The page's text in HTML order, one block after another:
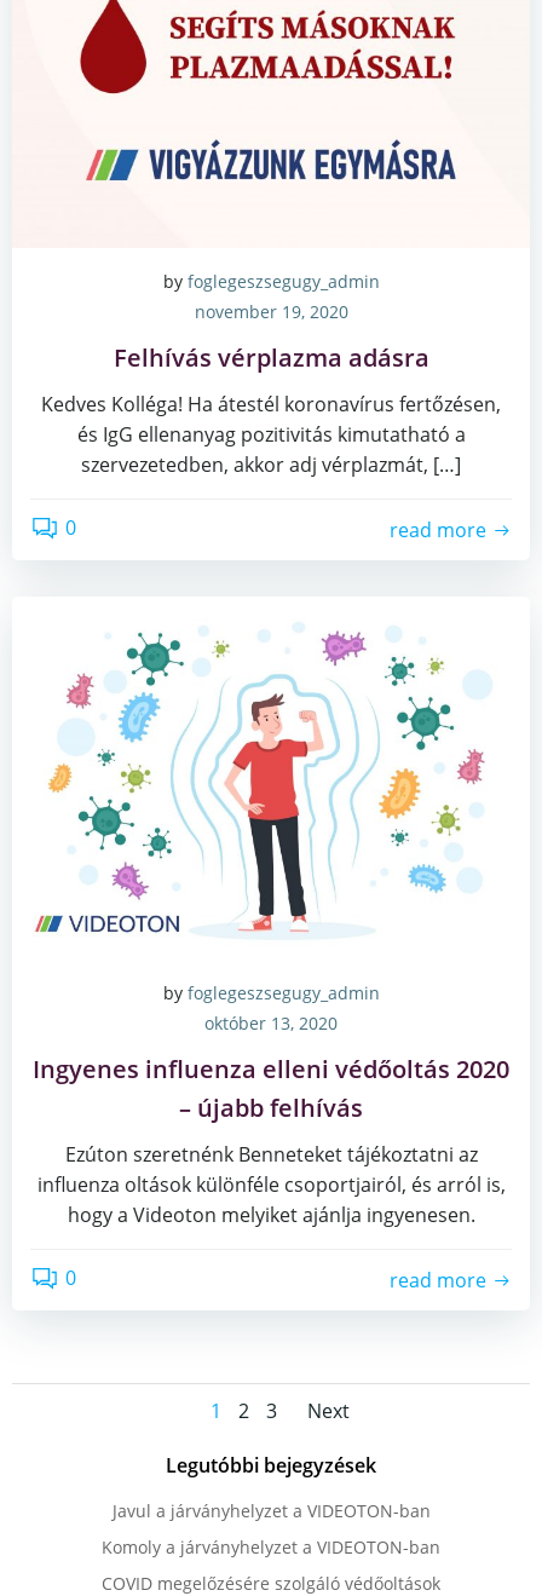
by foglegeszsegugy_admin
november 19, 2020
Felhívás vérplazma adásra
Kedves Kolléga! Ha átestél koronavírus fertőzésen,
és IgG ellenanyag pozitivitás kimutatható a
szervezetedben, akkor adj vérplazmát, […]
0 read more
by foglegeszsegugy_admin
október 13, 2020
Ingyenes influenza elleni védőoltás 2020
– újabb felhívás
Ezúton szeretnénk Benneteket tájékoztatni az
influenza oltások különféle csoportjairól, és arról is,
hogy a Videoton melyiket ajánlja ingyenesen.
0 read more
Posts
navigation
Page
1 Page
2 Page
3
Posts
navigation
Next
Legutóbbi bejegyzések
Javul a járványhelyzet a VIDEOTON-ban
Komoly a járványhelyzet a VIDEOTON-ban
COVID megelőzésére szolgáló védőoltások